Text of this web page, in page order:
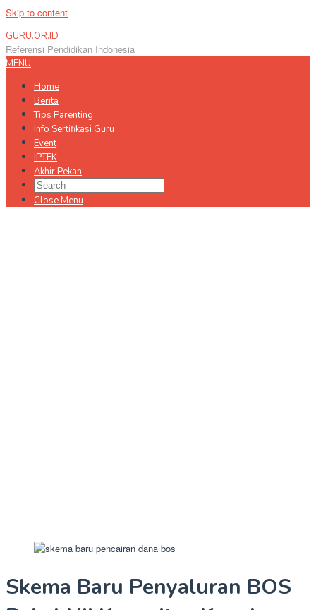
Skip to content
GURU.OR.ID
Referensi Pendidikan Indonesia
MENU
Home
Berita
Tips Parenting
Info Sertifikasi Guru
Event
IPTEK
Akhir Pekan
Close Menu
Skema Baru Penyaluran BOS